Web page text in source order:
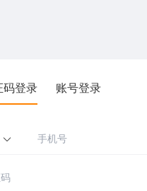
码登录 账号登录